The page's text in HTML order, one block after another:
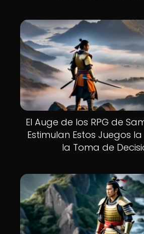
El Auge de los RPG de
Estimulan Estos Juegos
la Toma de